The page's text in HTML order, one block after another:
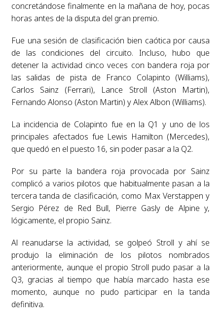
concretándose finalmente en la mañana de hoy, pocas
horas antes de la disputa del gran premio.
Fue una sesión de clasificación bien caótica por causa
de las condiciones del circuito. Incluso, hubo que
detener la actividad cinco veces con bandera roja por
las salidas de pista de Franco Colapinto (Williams),
Carlos Sainz (Ferrari), Lance Stroll (Aston Martin),
Fernando Alonso (Aston Martin) y Alex Albon (Williams).
La incidencia de Colapinto fue en la Q1 y uno de los
principales afectados fue Lewis Hamilton (Mercedes),
que quedó en el puesto 16, sin poder pasar a la Q2.
Por su parte la bandera roja provocada por Sainz
complicó a varios pilotos que habitualmente pasan a la
tercera tanda de clasificación, como Max Verstappen y
Sergio Pérez de Red Bull, Pierre Gasly de Alpine y,
lógicamente, el propio Sainz.
Al reanudarse la actividad, se golpeó Stroll y ahí se
produjo la eliminación de los pilotos nombrados
anteriormente, aunque el propio Stroll pudo pasar a la
Q3, gracias al tiempo que había marcado hasta ese
momento, aunque no pudo participar en la tanda
definitiva.